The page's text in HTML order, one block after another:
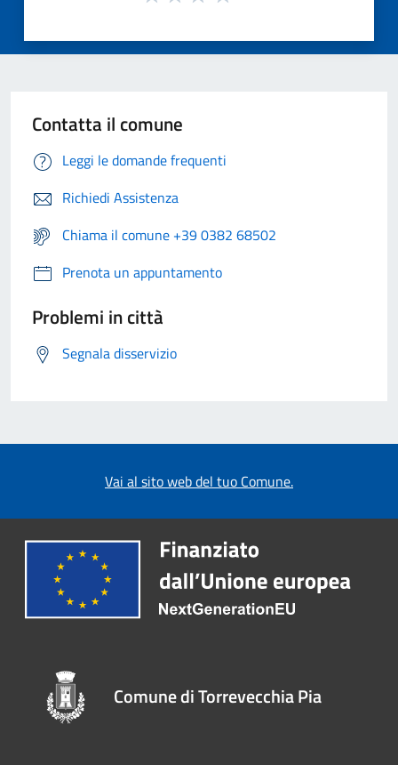
Contatta il comune
Leggi le domande frequenti
Richiedi Assistenza
Chiama il comune +39 0382 68502
Prenota un appuntamento
Problemi in città
Segnala disservizio
Vai al sito web del tuo Comune.
Comune di Torrevecchia Pia